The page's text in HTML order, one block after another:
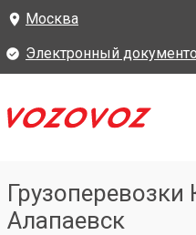
Москва
Электронный
Алапаевск